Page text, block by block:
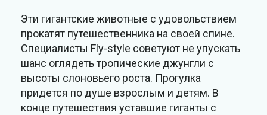
Эти гигантские животные с удовольствием
прокатят путешественника на своей спине.
Специалисты Fly-style советуют не упускать
шанс оглядеть тропические джунгли с
высоты слоновьего роста. Прогулка
придется по душе взрослым и детям. В
конце путешествия уставшие гиганты с